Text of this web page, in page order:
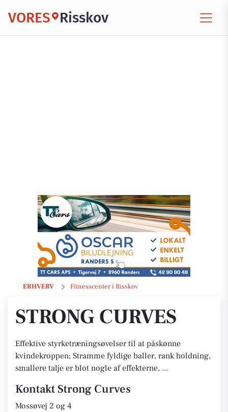
VORES Risskov
ERHVERV Fitnesscenter i Risskov
Strong Curves
STRONG CURVES
Effektive styrketræningsøvelser til at påskønne
kvindekroppen; Stramme fyldige baller, rank holdning,
smallere talje er blot nogle af effekterne, ...
Kontakt Strong Curves
Mossøvej 2 og 4